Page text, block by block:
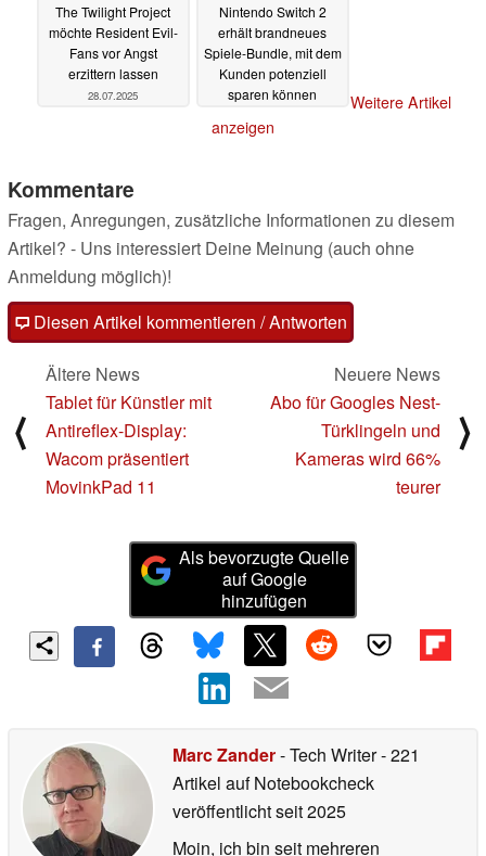
The Twilight Project
möchte Resident Evil-
Fans vor Angst
erzittern lassen
28.07.2025
Nintendo Switch 2
erhält brandneues
Spiele-Bundle, mit dem
Kunden potenziell
sparen können
Weitere Artikel
anzeigen
Kommentare
Fragen, Anregungen, zusätzliche Informationen zu diesem
Artikel? - Uns interessiert Deine Meinung (auch ohne
Anmeldung möglich)!
Diesen Artikel kommentieren / Antworten
⟨
Ältere News
Tablet für Künstler mit
Antireflex-Display:
Wacom präsentiert
MovinkPad 11
Neuere News
Abo für Googles Nest-
Türklingeln und
Kameras wird 66%
teurer
⟩
Als bevorzugte Quelle
auf Google
hinzufügen
Marc Zander- Tech Writer- 221
Artikel auf Notebookcheck
veröffentlichtseit 2025
Moin, ich bin seit mehreren